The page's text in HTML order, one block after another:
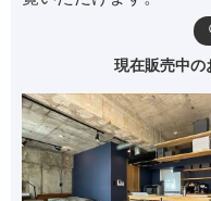
現在販売中の